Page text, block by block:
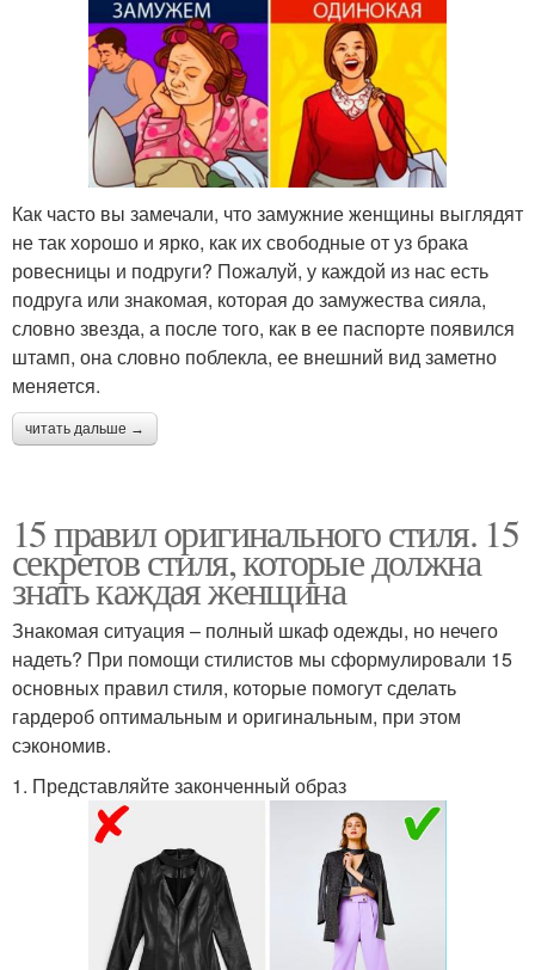
Как часто вы замечали, что замужние женщины выглядят
не так хорошо и ярко, как их свободные от уз брака
ровесницы и подруги? Пожалуй, у каждой из нас есть
подруга или знакомая, которая до замужества сияла,
словно звезда, а после того, как в ее паспорте появился
штамп, она словно поблекла, ее внешний вид заметно
меняется.
читать дальше →
15 правил оригинального стиля. 15
секретов стиля, которые должна
знать каждая женщина
Знакомая ситуация – полный шкаф одежды, но нечего
надеть? При помощи стилистов мы сформулировали 15
основных правил стиля, которые помогут сделать
гардероб оптимальным и оригинальным, при этом
сэкономив.
1. Представляйте законченный образ